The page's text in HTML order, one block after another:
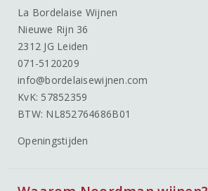
La Bordelaise Wijnen
Nieuwe Rijn 36
2312 JG Leiden
071-5120209
info@bordelaisewijnen.com
KvK: 57852359
BTW: NL852764686B01
Openingstijden